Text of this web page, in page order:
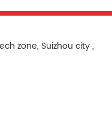
Indonesia
қазақzone, Suizhou city ,